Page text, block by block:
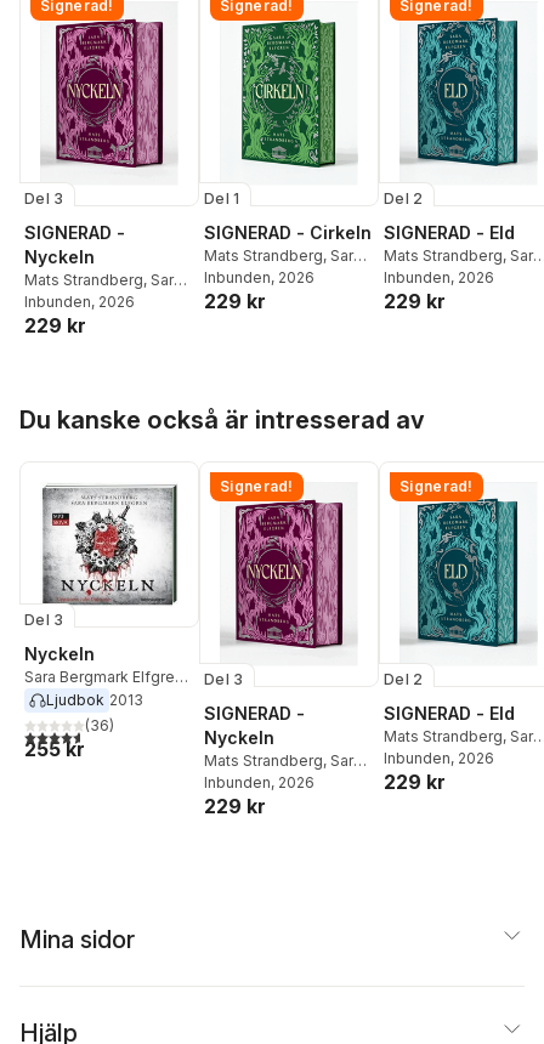
Signerad!
Del 3
SIGNERAD -
Nyckeln
Mats Strandberg, Sara
Bergmark Elfgren
Inbunden, 2026
229 kr
Signerad!
Del 1
SIGNERAD - Cirkeln
Mats Strandberg, Sara
Bergmark Elfgren
Inbunden, 2026
229 kr
Signerad!
Del 2
SIGNERAD - Eld
Mats Strandberg, Sara
Bergmark Elfgren
Inbunden, 2026
229 kr
Du kanske också är intresserad av
Del 3
Nyckeln
Sara Bergmark Elfgren ,
Mats Strandberg
Ljudbok 2013
4,6utav 5 stjärnor. Totalt antal röster:
(36)
255 kr
Signerad!
Del 3
SIGNERAD -
Nyckeln
Mats Strandberg, Sara
Bergmark Elfgren
Inbunden, 2026
229 kr
Signerad!
Del 2
SIGNERAD - Eld
Mats Strandberg, Sara
Bergmark Elfgren
Inbunden, 2026
229 kr
Mina sidor
Hjälp